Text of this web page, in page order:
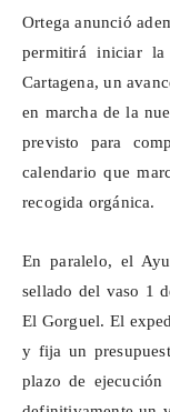
Ortega anunció
permitirá iniciar la
Cartagena, un
en marcha de la
previsto para
calendario que
recogida orgánica.
En paralelo, el
sellado del vaso 1
El Gorguel. El
y fija un
plazo de